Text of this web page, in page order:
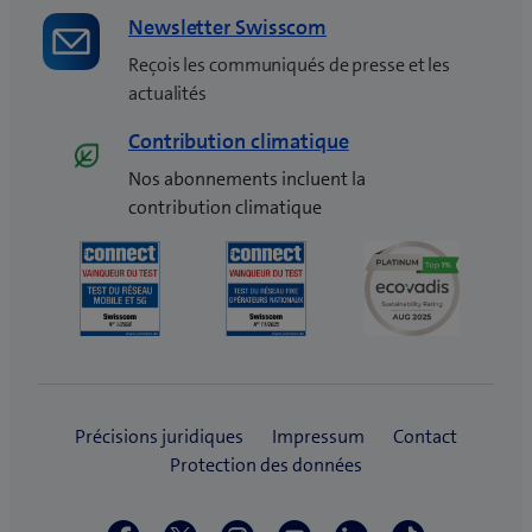
Newsletter Swisscom
Reçois les communiqués de presse et les
actualités
Contribution climatique
Nos abonnements incluent la
contribution climatique